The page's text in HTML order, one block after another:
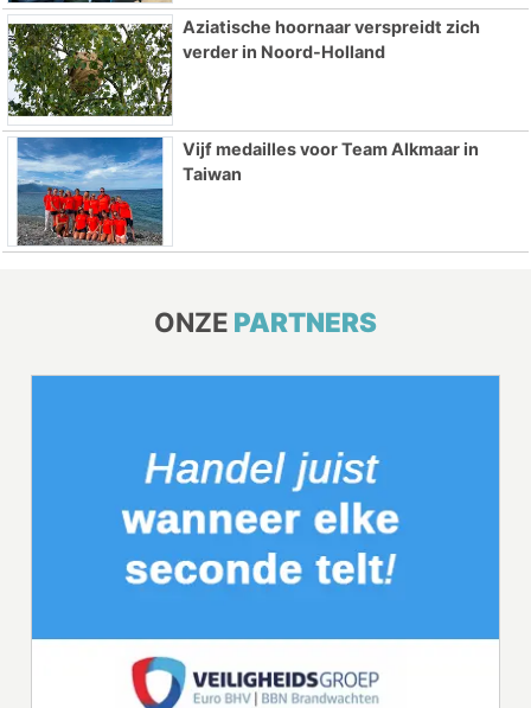
Aziatische hoornaar verspreidt zich
verder in Noord-Holland
Vijf medailles voor Team Alkmaar in
Taiwan
ONZE PARTNERS